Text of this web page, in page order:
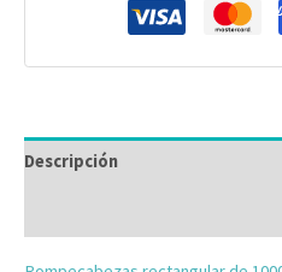
Descripción